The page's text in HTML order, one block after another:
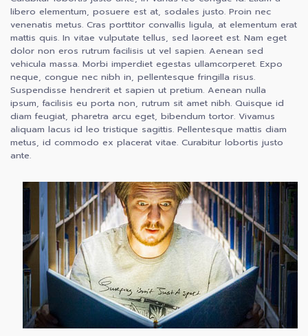
libero elementum, posuere est at, sodales justo. Proin nec
venenatis metus. Cras porttitor convallis ligula, at elementum erat
mattis quis. In vitae vulputate tellus, sed laoreet est. Nam eget
dolor non eros rutrum facilisis ut vel sapien. Aenean sed
vehicula massa. Morbi imperdiet egestas ullamcorperet. Expo
neque, congue nec nibh in, pellentesque fringilla risus.
Suspendisse hendrerit et sapien ut pretium. Aenean nulla
ipsum, facilisis eu porta non, rutrum sit amet nibh. Quisque id
diam feugiat, pharetra arcu eget, bibendum tortor. Vivamus
aliquam lacus id leo tristique sagittis. Pellentesque mattis diam
metus, id commodo ex placerat vitae. Curabitur lobortis justo
ante.